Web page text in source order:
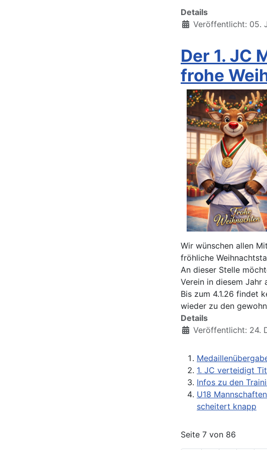
Details
Veröffentlicht: 05.
Der 1. JC
frohe
Wir wünschen allen
fröhliche
An dieser Stelle
Verein in diesem
Bis zum 4.1.26 findet
wieder zu den
Details
Veröffentlicht: 24.
1. JC verteidigt
Infos zu den
U18
scheitert knapp
Seite 7 von 86